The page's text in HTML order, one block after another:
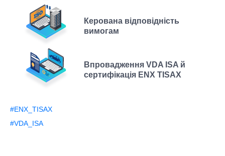
Керована відповідність
вимогам
Впровадження VDA ISA й
сертифікація ENX TISAX
#ENX_TISAX
#VDA_ISA